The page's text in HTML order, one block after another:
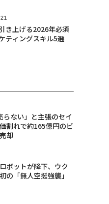
き上げる2026年必須
ティングスキル5選
らない」と主張のセイ
割れで約165億円のビ
却
ボットが降下、ウク
の「無人空挺強襲」